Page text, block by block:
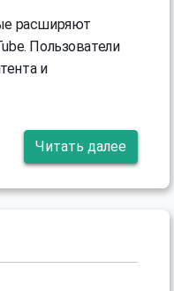
расширяют
Пользователи
и
Читать далее